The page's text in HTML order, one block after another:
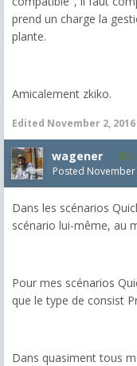
prend un charge la
plante.
Amicalement zkiko.
Edited November 2, 2016
wagener
Posted November
Dans les scénarios
scénario lui-même, au
Pour mes scénarios
que le type de consist
Dans quasiment tous